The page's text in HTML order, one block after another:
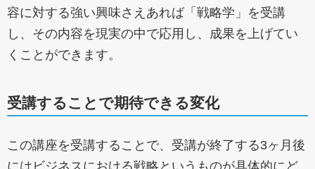
容に対する強い興味さえあれば「戦略学」を受講
し、その内容を現実の中で応用し、成果を上げてい
くことができます。
受講することで期待できる変化
この講座を受講することで、受講が終了する3ヶ月後